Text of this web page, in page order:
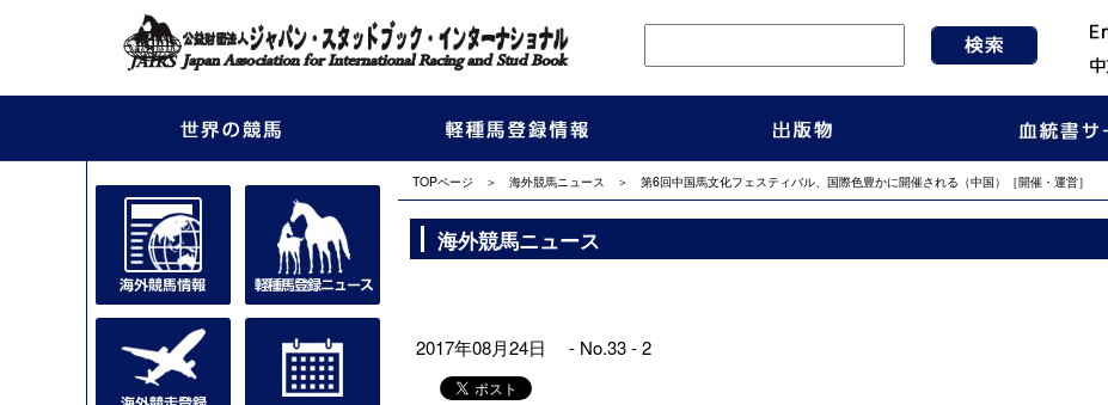
TOPページ ＞ 海外競馬ニュース ＞ 第6回中国馬文化フェスティバル、国際色豊かに開催される（中国）［開催・運営］
海外競馬ニュース
2017年08月24日 - No.33 - 2